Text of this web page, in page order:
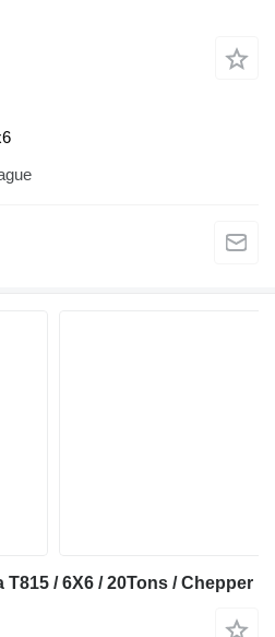
/ 6X6 / 20Tons / Chepper